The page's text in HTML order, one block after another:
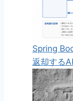
Spring
返却する